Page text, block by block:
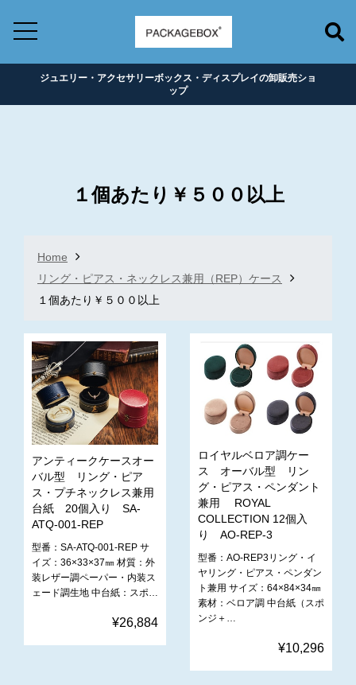
ジュエリー・アクセサリーボックス・ディスプレイの卸販売ショ
ップ
１個あたり￥５００以上
Home
リング・ピアス・ネックレス兼用（REP）ケース
１個あたり￥５００以上
アンティークケースオー
バル型 リング・ピア
ス・プチネックレス兼用
台紙 20個入り SA-
ATQ-001-REP
型番：SA-ATQ-001-REP サ
イズ：‎36×33×37㎜ 材質：外
装レザー調ペーパー・内装ス
ェード調生地 中台紙：スポ…
¥26,884
ロイヤルベロア調ケー
ス オーバル型 リン
グ・ピアス・ペンダント
兼用 ROYAL
COLLECTION 12個入
り AO-REP-3
型番：AO-REP3リング・イ
ヤリング・ピアス・ペンダン
ト兼用 サイズ：64×84×34㎜
素材：ベロア調 中台紙（スポ
ンジ＋…
¥10,296